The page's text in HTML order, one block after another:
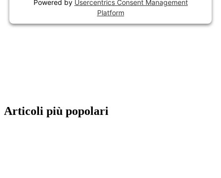
Powered by Usercentrics Consent Management
Platform
Articoli più popolari